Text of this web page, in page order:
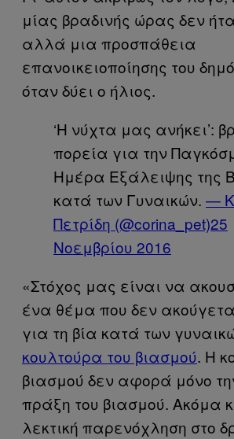
μίας βραδινής ώρας δεν
αλλά μια προσπάθεια
επανοικειοποίησης του
όταν δύει ο ήλιος.
‘Η νύχτα μας ανήκει’:
πορεία για την
Ημέρα Εξάλειψης της
κατά των Γυναικών. —
Πετρίδη (@corina_pet)25
Νοεμβρίου 2016
«Στόχος μας είναι να
ένα θέμα που δεν
για τη βία κατά των
κουλτούρα του βιασμού. Η
βιασμού δεν αφορά μόνο
πράξη του βιασμού. Ακόμα
λεκτική παρενόχληση στο